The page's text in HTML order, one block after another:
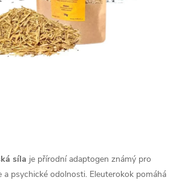
síla je přírodní adaptogen známý pro
a psychické odolnosti. Eleuterokok pomáhá